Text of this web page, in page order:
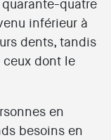
quatre
inférieur à
dents, tandis
dont le
en
besoins en